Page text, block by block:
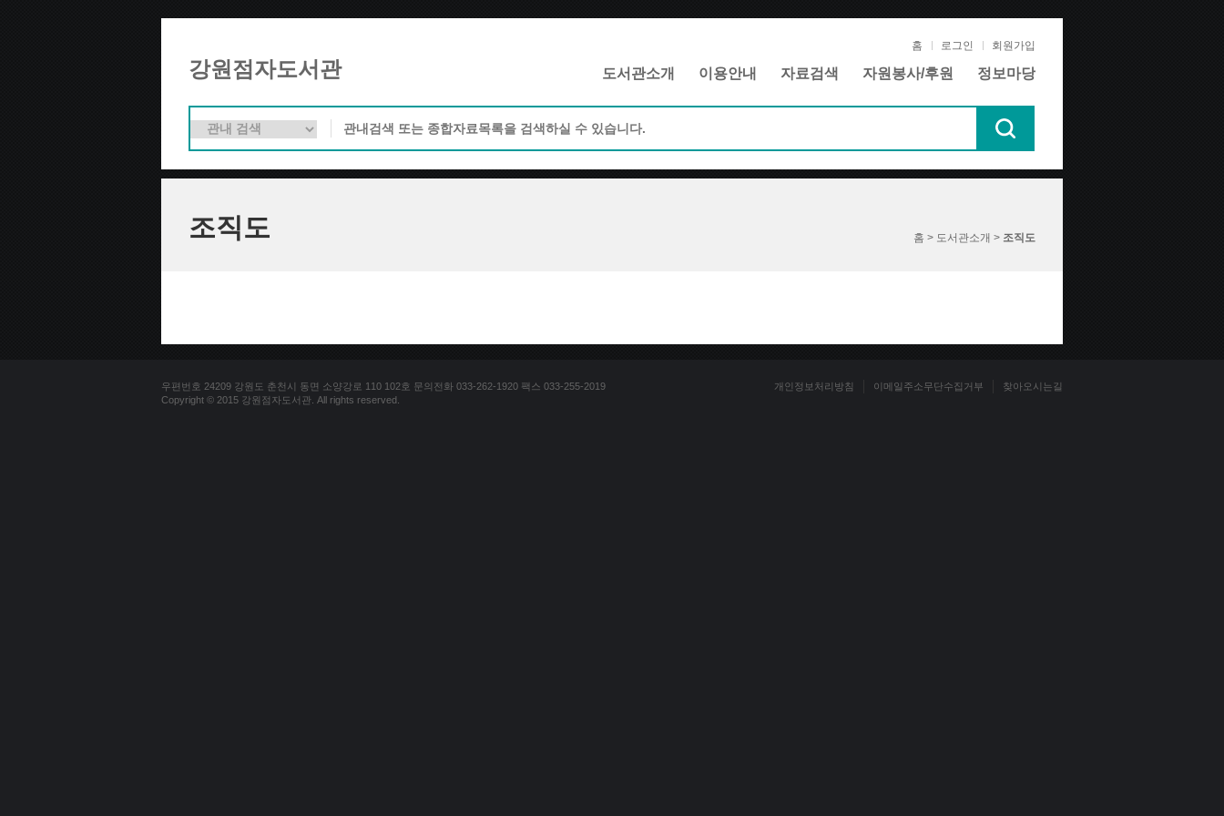
강원점자도서관
홈 로그인 회원가입
도서관소개 이용안내 자료검색 자원봉사/후원 정보마당
조직도 홈 > 도서관소개 > 조직도
우편번호 24209 강원도 춘천시 동면 소양강로 110 102호 문의전화 033-262-1920 팩스 033-255-2019
Copyright © 2015 강원점자도서관. All rights reserved.
개인정보처리방침 이메일주소무단수집거부 찾아오시는길